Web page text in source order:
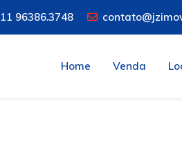
11 96386.3748
Home Venda